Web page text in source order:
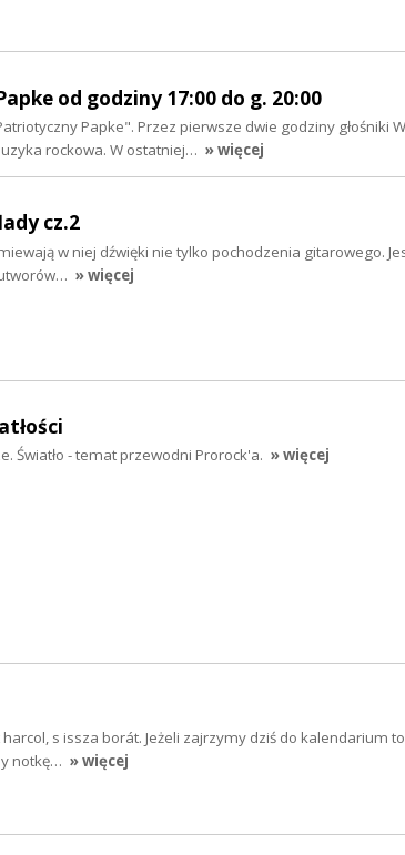
od godziny 17:00 do g. 20:00
Papke". Przez pierwsze dwie godziny głośniki
rockowa. W ostatniej… » więcej
cz.2
w niej dźwięki nie tylko pochodzenia gitarowego.
» więcej
Światło - temat przewodni Prorock'a. » więcej
s issza borát. Jeżeli zajrzymy dziś do kalendarium
notkę… » więcej